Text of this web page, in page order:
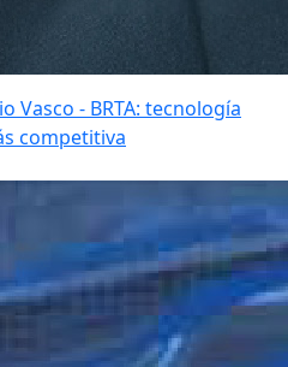
Vasco - BRTA: tecnología
competitiva